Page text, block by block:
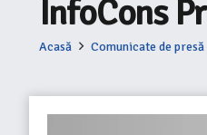
InfoCons
Acasă Comunicate de presă